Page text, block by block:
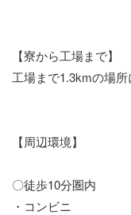
【寮から工場まで】
工場まで1.3kmの場所
【周辺環境】
〇徒歩10分圏内
・コンビニ